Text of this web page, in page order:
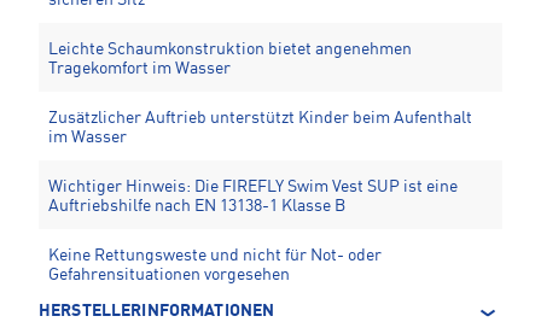
Leichte Schaumkonstruktion bietet angenehmen
Tragekomfort im Wasser
Zusätzlicher Auftrieb unterstützt Kinder beim Aufenthalt
im Wasser
Wichtiger Hinweis: Die FIREFLY Swim Vest SUP ist eine
Auftriebshilfe nach EN 13138-1 Klasse B
Keine Rettungsweste und nicht für Not- oder
Gefahrensituationen vorgesehen
HERSTELLERINFORMATIONEN